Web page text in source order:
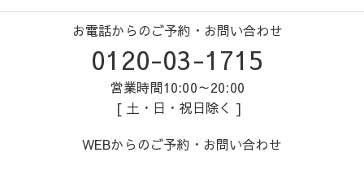
お電話からのご予約・お問い合わせ
0120-03-1715
営業時間10:00～20:00
[ 土・日・祝日除く ]
WEBからのご予約・お問い合わせ